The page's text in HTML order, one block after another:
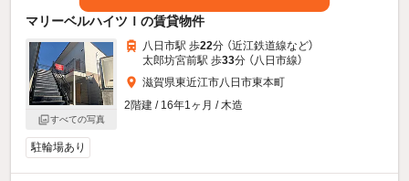
マリーベルハイツＩの賃貸物件
すべての写真
八日市駅 歩22分 （近江鉄道線など）
太郎坊宮前駅 歩33分 （八日市線）
滋賀県東近江市八日市東本町
2階建 / 16年1ヶ月 / 木造
駐輪場あり